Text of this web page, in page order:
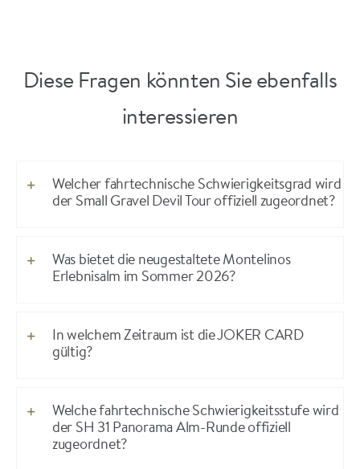
Diese Fragen könnten Sie ebenfalls
interessieren
Welcher fahrtechnische Schwierigkeitsgrad wird
der Small Gravel Devil Tour offiziell zugeordnet?
Was bietet die neugestaltete Montelinos
Erlebnisalm im Sommer 2026?
In welchem Zeitraum ist die JOKER CARD
gültig?
Welche fahrtechnische Schwierigkeitsstufe wird
der SH 31 Panorama Alm-Runde offiziell
zugeordnet?